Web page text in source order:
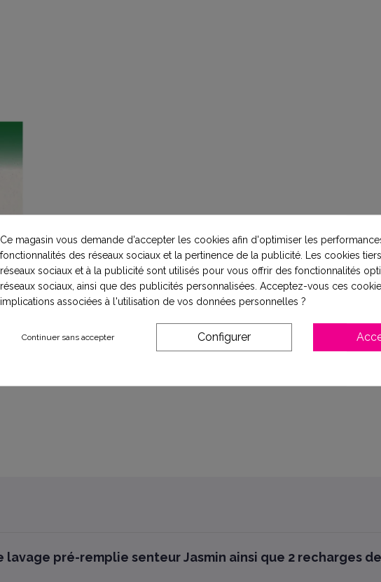
pré-remplie senteur Jasmin ainsi que 2 recharges
Ce magasin vous demande d'accepter les cookies afin d'optimiser les
fonctionnalités des réseaux sociaux et la pertinence de la publicité. Les cookies
réseaux sociaux et à la publicité sont utilisés pour vous offrir des fonctionnalités
réseaux sociaux, ainsi que des publicités personnalisées. Acceptez-vous ces
implications associées à l'utilisation de vos données personnelles ?
Continuer sans accepter Configurer